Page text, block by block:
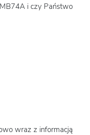
i czy Państwo
wraz z informacją